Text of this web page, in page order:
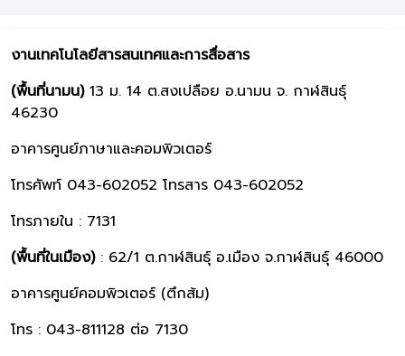
งานเทคโนโลยีสารสนเทศและการสื่อสาร
(พื้นที่นามน)13 ม. 14 ต.สงเปลือย อ.นามน จ. กาฬสินธุ์
46230
อาคารศูนย์ภาษาและคอมพิวเตอร์
โทรศัพท์ 043-602052 โทรสาร 043-602052
โทรภายใน : 7131
(พื้นที่ในเมือง): 62/1 ต.กาฬสินธุ์ อ.เมือง จ.กาฬสินธุ์ 46000
อาคารศูนย์คอมพิวเตอร์ (ตึกส้ม)
โทร : 043-811128 ต่อ 7130